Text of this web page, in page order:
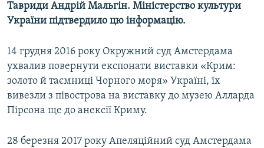
Тавриди Андрій Мальгін. Міністерство культури
України підтвердило цю інформацію.
14 грудня 2016 року Окружний суд Амстердама
ухвалив повернути експонати виставки «Крим:
золото й таємниці Чорного моря» Україні, їх
вивезли з півострова на виставку до музею Алларда
Пірсона ще до анексії Криму.
28 березня 2017 року Апеляційний суд Амстердама